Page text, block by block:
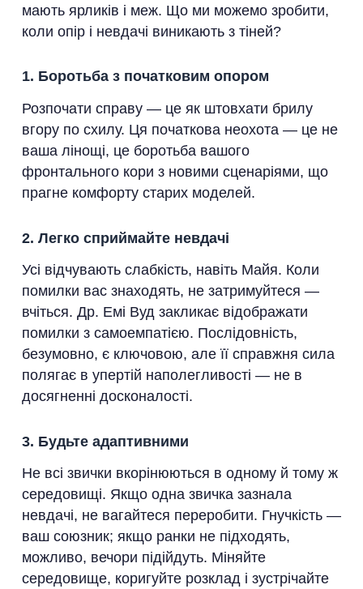
мають ярликів і меж. Що ми можемо зробити,
коли опір і невдачі виникають з тіней?
1. Боротьба з початковим опором
Розпочати справу — це як штовхати брилу
вгору по схилу. Ця початкова неохота — це не
ваша лінощі, це боротьба вашого
фронтального кори з новими сценаріями, що
прагне комфорту старих моделей.
2. Легко сприймайте невдачі
Усі відчувають слабкість, навіть Майя. Коли
помилки вас знаходять, не затримуйтеся —
вчіться. Др. Емі Вуд закликає відображати
помилки з самоемпатією. Послідовність,
безумовно, є ключовою, але її справжня сила
полягає в упертій наполегливості — не в
досягненні досконалості.
3. Будьте адаптивними
Не всі звички вкорінюються в одному й тому ж
середовищі. Якщо одна звичка зазнала
невдачі, не вагайтеся переробити. Гнучкість —
ваш союзник; якщо ранки не підходять,
можливо, вечори підійдуть. Міняйте
середовище, коригуйте розклад і зустрічайте